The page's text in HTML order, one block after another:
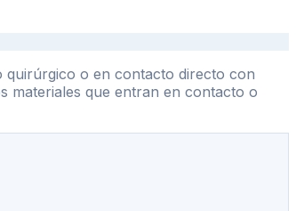
o en contacto directo con
materiales que entran en contacto o